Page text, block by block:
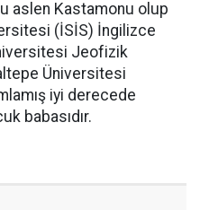
aslen Kastamonu olup
(İSİS) İngilizce
Jeofizik
Üniversitesi
iyi derecede
babasıdır.